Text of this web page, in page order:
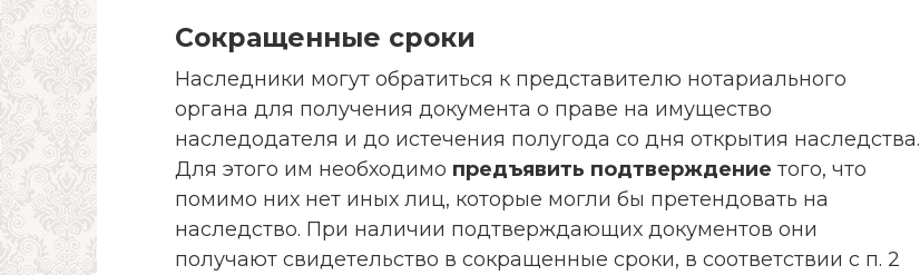
Сокращенные сроки
Наследники могут обратиться к представителю нотариального
органа для получения документа о праве на имущество
наследодателя и до истечения полугода со дня открытия наследства.
Для этого им необходимо предъявить подтверждение того, что
помимо них нет иных лиц, которые могли бы претендовать на
наследство. При наличии подтверждающих документов они
получают свидетельство в сокращенные сроки, в соответствии с п. 2